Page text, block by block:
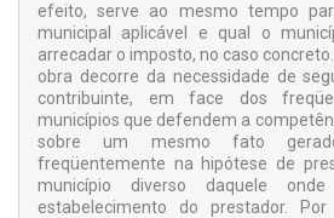
efeito, serve ao mesmo tempo
municipal aplicável e qual o
arrecadar o imposto, no caso
obra decorre da necessidade de
contribuinte, em face dos
municípios que defendem a
sobre um mesmo fato
freqüentemente na hipótese de
município diverso daquele
estabelecimento do prestador.